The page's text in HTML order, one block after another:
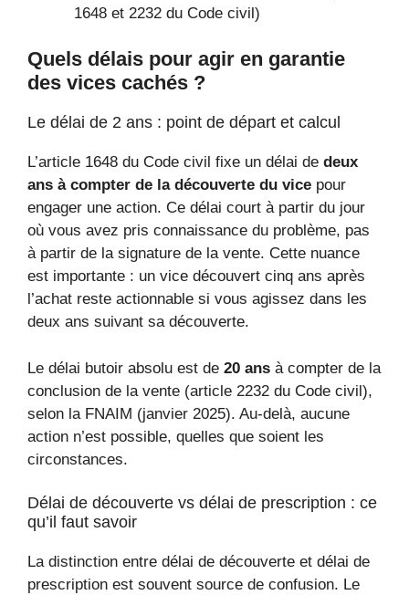
1648 et 2232 du Code civil)
Quels délais pour agir en garantie
des vices cachés ?
Le délai de 2 ans : point de départ et calcul
L’article 1648 du Code civil fixe un délai de deux
ans à compter de la découverte du vice pour
engager une action. Ce délai court à partir du jour
où vous avez pris connaissance du problème, pas
à partir de la signature de la vente. Cette nuance
est importante : un vice découvert cinq ans après
l’achat reste actionnable si vous agissez dans les
deux ans suivant sa découverte.
Le délai butoir absolu est de 20 ans à compter de la
conclusion de la vente (article 2232 du Code civil),
selon la FNAIM (janvier 2025). Au-delà, aucune
action n’est possible, quelles que soient les
circonstances.
Délai de découverte vs délai de prescription : ce
qu’il faut savoir
La distinction entre délai de découverte et délai de
prescription est souvent source de confusion. Le